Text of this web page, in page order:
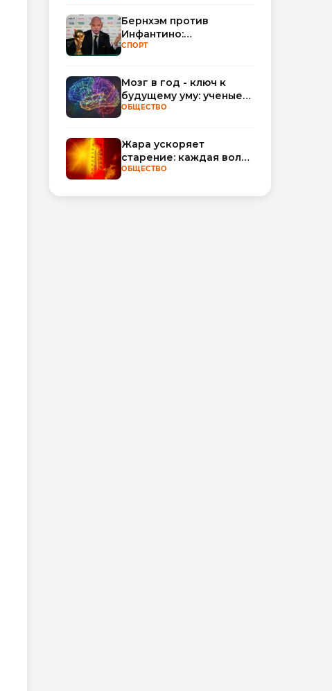
Бернхэм против
Инфантино:
политический кризис в
СПОРТ
Мозг в год - ключ к
будущему уму: ученые
научились
ОБЩЕСТВО
Жара ускоряет
старение: каждая волна
тепла добавляет
биологического
ОБЩЕСТВО